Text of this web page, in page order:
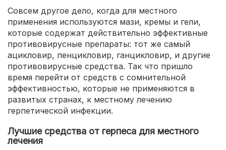
Совсем другое дело, когда для местного
применения используются мази, кремы и гели,
которые содержат действительно эффективные
противовирусные препараты: тот же самый
ацикловир, пенцикловир, ганцикловир, и другие
противовирусные средства. Так что пришло
время перейти от средств с сомнительной
эффективностью, которые не применяются в
развитых странах, к местному лечению
герпетической инфекции.
Лучшие средства от герпеса для местного
лечения